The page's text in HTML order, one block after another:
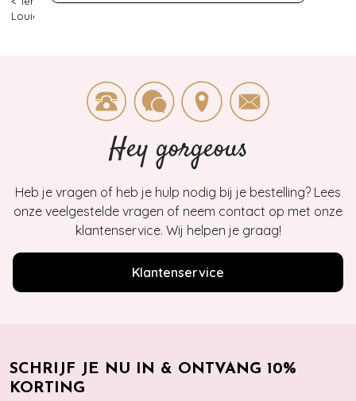
Louie
Hey gorgeous
Heb je vragen of heb je hulp nodig bij je bestelling? Lees
onze veelgestelde vragen of neem contact op met onze
klantenservice. Wij helpen je graag!
Klantenservice
SCHRIJF JE NU IN & ONTVANG 10%
KORTING